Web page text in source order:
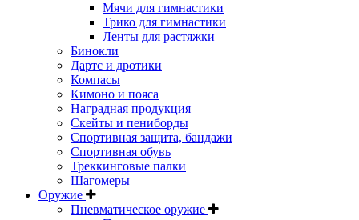
Мячи для гимнастики
Трико для гимнастики
Ленты для растяжки
Бинокли
Дартс и дротики
Компасы
Кимоно и пояса
Наградная продукция
Скейты и пениборды
Спортивная защита, бандажи
Спортивная обувь
Треккинговые палки
Шагомеры
Оружие
Пневматическое оружие